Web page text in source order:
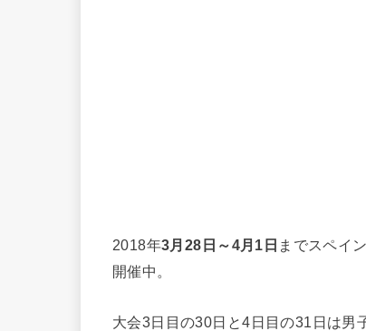
2018年3月28日～4月1日 までスペイ
開催中。
大会3日目の30日と4日目の31日は男